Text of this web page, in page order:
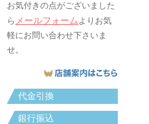
お気付きの点がございました
ら メールフォームよりお気
軽にお問い合わせ下さいま
せ。
代金引換
銀行振込